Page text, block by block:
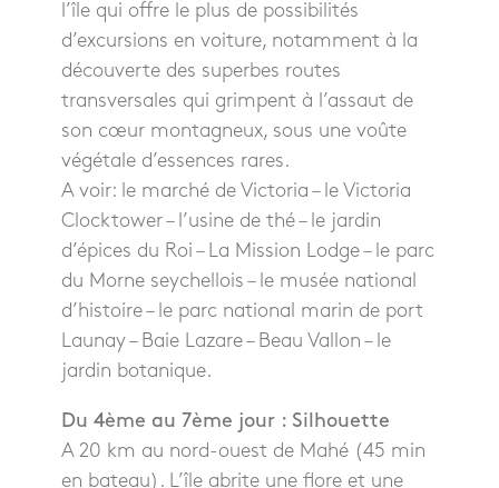
l’île qui offre le plus de possibilités
d’excursions en voiture, notamment à la
découverte des superbes routes
transversales qui grimpent à l’assaut de
son cœur montagneux, sous une voûte
végétale d’essences rares.
A voir: le marché de Victoria – le Victoria
Clocktower – l’usine de thé – le jardin
d’épices du Roi – La Mission Lodge – le parc
du Morne seychellois – le musée national
d’histoire – le parc national marin de port
Launay – Baie Lazare – Beau Vallon – le
jardin botanique.
Du 4ème au 7ème jour : Silhouette
A 20 km au nord-ouest de Mahé (45 min
en bateau). L’île abrite une flore et une